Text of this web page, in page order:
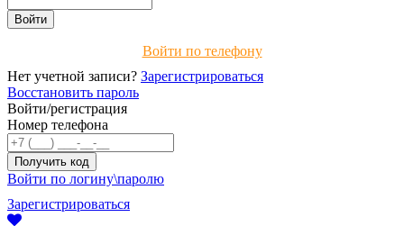
Войти по телефону
Нет учетной записи? Зарегистрироваться
Восстановить пароль
Войти/регистрация
Номер телефона
Войти по логину\паролю
Зарегистрироваться